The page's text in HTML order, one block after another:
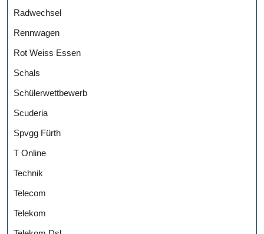
Radwechsel
Rennwagen
Rot Weiss Essen
Schals
Schülerwettbewerb
Scuderia
Spvgg Fürth
T Online
Technik
Telecom
Telekom